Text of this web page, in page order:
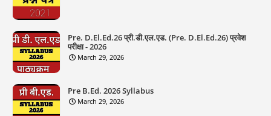
Pre. D.El.Ed.26 प्री.डी.एल.एड. (Pre. D.El.Ed.26) प्रवेश
परीक्षा - 2026
March 29, 2026
Pre B.Ed. 2026 Syllabus
March 29, 2026